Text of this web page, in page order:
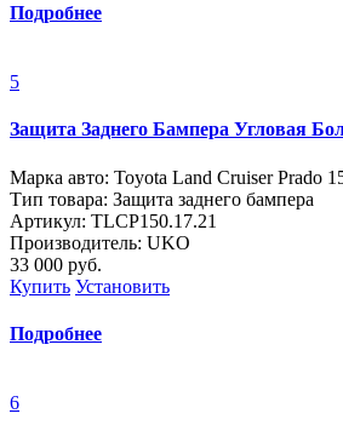
Подробнее
5
Защита Заднего Бампера Угловая
Марка авто: Toyota Land Cruiser Prado
Тип товара: Защита заднего бампера
Артикул: ТLСP150.17.21
Производитель: UKO
33 000 руб.
Купить Установить
Подробнее
6